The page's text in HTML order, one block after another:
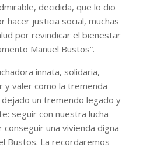
decidida, que lo dio
justicia social, muchas
por revindicar el bienestar
Manuel Bustos”.
innata, solidaria,
y valer como la tremenda
un tremendo legado y
seguir con nuestra lucha
una vivienda digna
Bustos. La recordaremos